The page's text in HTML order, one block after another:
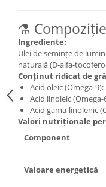
⚗️
Ingrediente:
Ulei de semințe de
naturală (D-alfa-
Conținut ridicat de
Acid oleic (Omega-9):
Acid linoleic (Omega-
Acid gama-linolenic
Valori nutriționale
Component
Valoare energetică